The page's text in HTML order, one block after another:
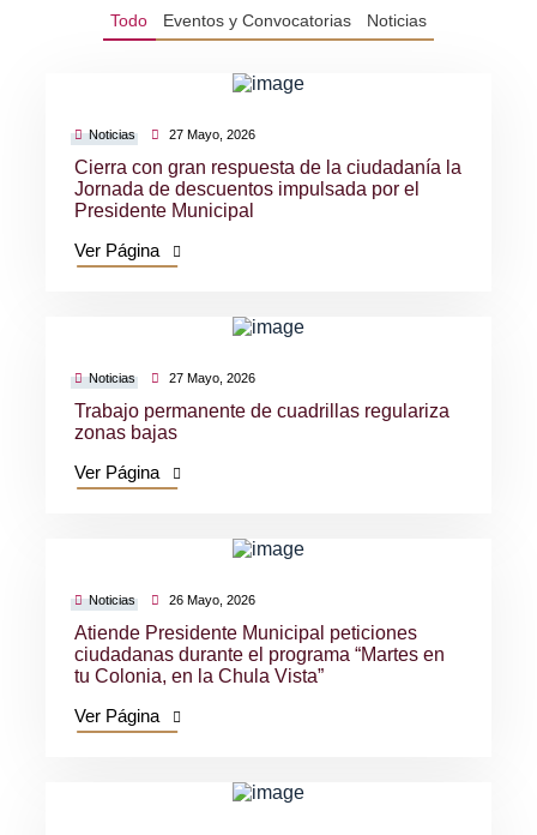
Todo Eventos y Convocatorias Noticias
Noticias 27 Mayo, 2026
Cierra con gran respuesta de la ciudadanía la
Jornada de descuentos impulsada por el
Presidente Municipal
Ver Página
Noticias 27 Mayo, 2026
Trabajo permanente de cuadrillas regulariza
zonas bajas
Ver Página
Noticias 26 Mayo, 2026
Atiende Presidente Municipal peticiones
ciudadanas durante el programa “Martes en
tu Colonia, en la Chula Vista”
Ver Página